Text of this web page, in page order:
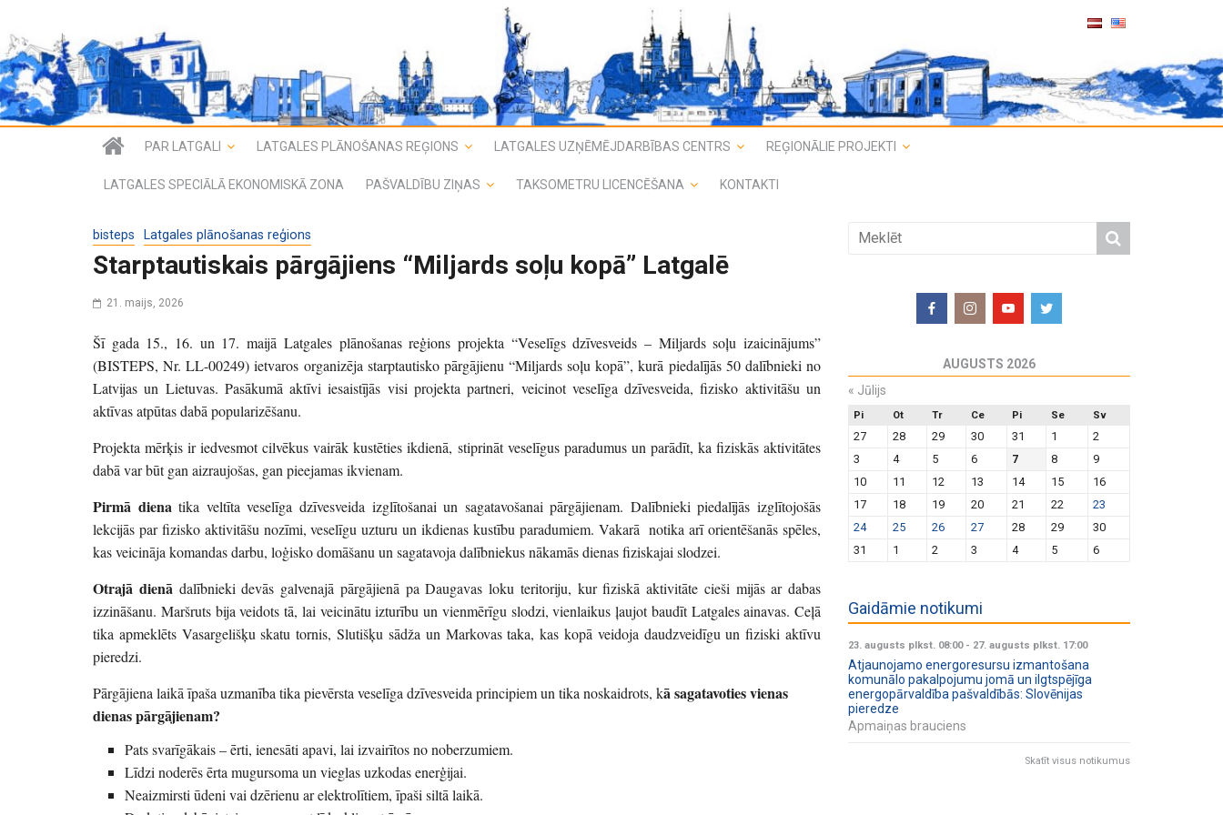
PAR LATGALI LATGALES PLĀNOŠANAS REĢIONS LATGALES UZŅĒMĒJDARBĪBAS CENTRS REĢIONĀLIE PROJEKTI
LATGALES SPECIĀLĀ EKONOMISKĀ ZONA PAŠVALDĪBU ZIŅAS TAKSOMETRU LICENCĒŠANA KONTAKTI
bisteps Latgales plānošanas reģions
Starptautiskais pārgājiens “Miljards soļu kopā” Latgalē
21. maijs, 2026
Šī gada 15., 16. un 17. maijā Latgales plānošanas reģions projekta “Veselīgs dzīvesveids – Miljards soļu izaicinājums”
(BISTEPS, Nr. LL-00249) ietvaros organizēja starptautisko pārgājienu “Miljards soļu kopā”, kurā piedalījās 50 dalībnieki no
Latvijas un Lietuvas. Pasākumā aktīvi iesaistījās visi projekta partneri, veicinot veselīga dzīvesveida, fizisko aktivitāšu un
aktīvas atpūtas dabā popularizēšanu.
Projekta mērķis ir iedvesmot cilvēkus vairāk kustēties ikdienā, stiprināt veselīgus paradumus un parādīt, ka fiziskās aktivitātes
dabā var būt gan aizraujošas, gan pieejamas ikvienam.
Pirmā diena tika veltīta veselīga dzīvesveida izglītošanai un sagatavošanai pārgājienam. Dalībnieki piedalījās izglītojošās
lekcijās par fizisko aktivitāšu nozīmi, veselīgu uzturu un ikdienas kustību paradumiem. Vakarā notika arī orientēšanās spēles,
kas veicināja komandas darbu, loģisko domāšanu un sagatavoja dalībniekus nākamās dienas fiziskajai slodzei.
Otrajā dienā dalībnieki devās galvenajā pārgājienā pa Daugavas loku teritoriju, kur fiziskā aktivitāte cieši mijās ar dabas
izzināšanu. Maršruts bija veidots tā, lai veicinātu izturību un vienmērīgu slodzi, vienlaikus ļaujot baudīt Latgales ainavas. Ceļā
tika apmeklēts Vasargelišķu skatu tornis, Slutišķu sādža un Markovas taka, kas kopā veidoja daudzveidīgu un fiziski aktīvu
pieredzi.
Pārgājiena laikā īpaša uzmanība tika pievērsta veselīga dzīvesveida principiem un tika noskaidrots, kā sagatavoties vienas
dienas pārgājienam?
Pats svarīgākais – ērti, ienesāti apavi, lai izvairītos no noberzumiem.
Līdzi noderēs ērta mugursoma un vieglas uzkodas enerģijai.
Neaizmirsti ūdeni vai dzērienu ar elektrolītiem, īpaši siltā laikā.
AUGUSTS 2026
« Jūlijs
Pi Ot Tr Ce Pi Se Sv
27 28 29 30 31 1
2
3
4 5 6 7 8
9
10
11 12 13 14 15
16
17
18 19 20 21 22
23
24
25 26 27 28 29
30
31
1 2 3 4 5 6
Gaidāmie notikumi
23. augusts plkst. 08:00- 27. augusts plkst. 17:00
Atjaunojamo energoresursu izmantošana
komunālo pakalpojumu jomā un ilgtspējīga
energopārvaldība pašvaldībās: Slovēnijas
pieredze
Apmaiņas brauciens
Skatīt visus notikumus